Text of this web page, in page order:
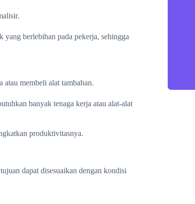
berlebihan pada pekerja, sehingga
atau membeli alat tambahan.
banyak tenaga kerja atau alat-alat
produktivitasnya.
dapat disesuaikan dengan kondisi